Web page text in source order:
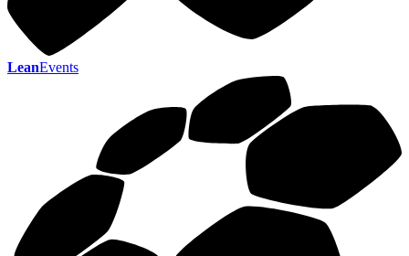
LeanEvents